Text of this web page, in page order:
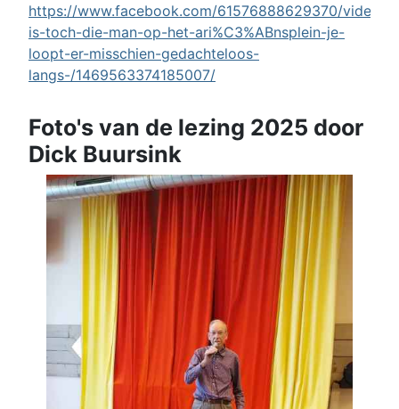
https://www.facebook.com/61576888629370/videos/
is-toch-die-man-op-het-ari%C3%ABnsplein-je-
loopt-er-misschien-gedachteloos-
langs-/1469563374185007/
Foto's van de lezing 2025 door
Dick Buursink